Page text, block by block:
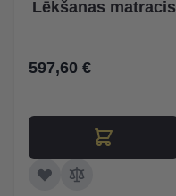
Lēkšanas matracis
597,60 €